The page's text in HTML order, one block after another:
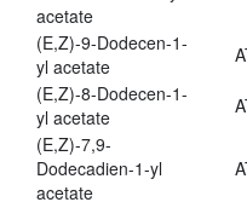
acetate
(E,Z)-9-Dodecen-1-
yl acetate
(E,Z)-8-Dodecen-1-
yl acetate
(E,Z)-7,9-
Dodecadien-1-yl
acetate